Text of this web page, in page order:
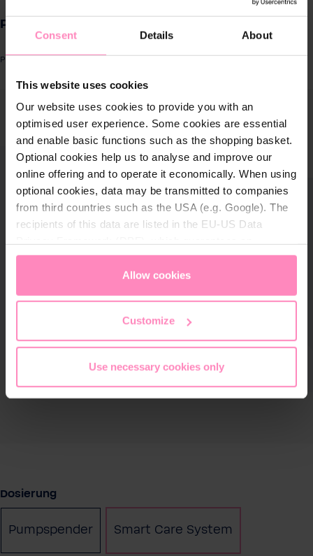
Consent Details About
This website uses cookies
Our website uses cookies to provide you with an
optimised user experience. Some cookies are essential
and enable basic functions such as the shopping basket.
Optional cookies help us to analyse and improve our
online offering and to operate it economically. When using
optional cookies, data may be transmitted to companies
from third countries such as the USA (e.g. Google). The
recipients of this data are listed in the EU-US Data
appropriate level of data protection. You canaccept all
only allow necessary cookies
access and change your chosen setting at any time in
Allow cookies
Customize
Use necessary cookies only
Produkte für
Zuhause
Geschäftskunden
Kundenservice
Über BWT
BWT im Sport
PURE HERBS - Duschgel SET 250 ml - AMAZON
Produktnummer: PHE003SESHG_MAIN.1
Dosierung
Pumpspender Smart Care System